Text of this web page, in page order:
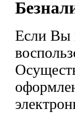
Если Вы